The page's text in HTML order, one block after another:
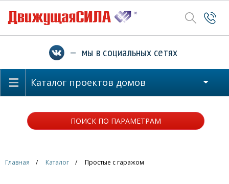
— мы в социальных сетях
Каталог проектов домов
ПОИСК ПО ПАРАМЕТРАМ
Главная Каталог Простые с гаражом